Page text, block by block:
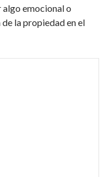
algo emocional o
la propiedad en el